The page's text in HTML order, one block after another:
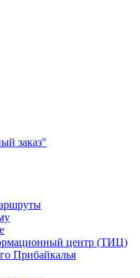
заказ"
центр (ТИЦ)
Прибайкалья